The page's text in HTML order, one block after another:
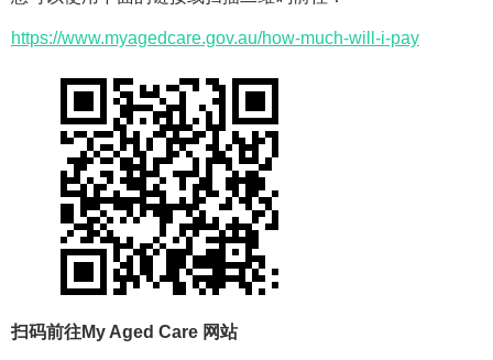
https://www.myagedcare.gov.au/how-much-will-i-pay
扫码前往My Aged Care 网站